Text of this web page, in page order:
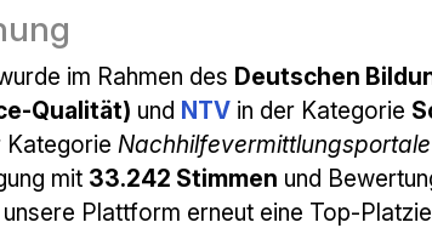
im Rahmen des Deutschen
Qualität) und NTV in der Kategorie
Kategorie Nachhilfevermittlungsportale
mit 33.242 Stimmen und
Plattform erneut eine Top-